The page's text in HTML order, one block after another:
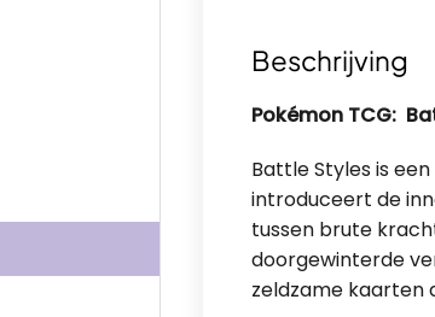
Beschrijving
Pokémon TCG:
Battle Styles is
introduceert de
tussen brute
doorgewinterde
zeldzame kaarten